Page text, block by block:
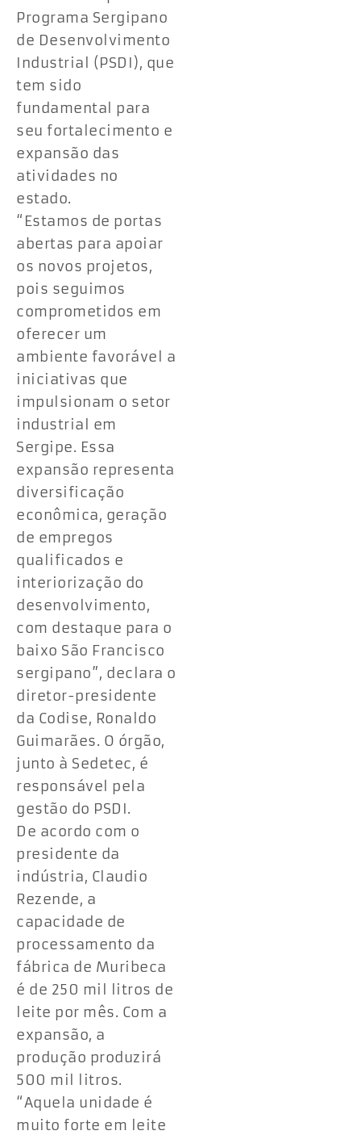
Programa Sergipano
de Desenvolvimento
Industrial (PSDI), que
tem sido
fundamental para
seu fortalecimento e
expansão das
atividades no
estado.
“Estamos de portas
abertas para apoiar
os novos projetos,
pois seguimos
comprometidos em
oferecer um
ambiente favorável a
iniciativas que
impulsionam o setor
industrial em
Sergipe. Essa
expansão representa
diversificação
econômica, geração
de empregos
qualificados e
interiorização do
desenvolvimento,
com destaque para o
baixo São Francisco
sergipano”, declara o
diretor-presidente
da Codise, Ronaldo
Guimarães. O órgão,
junto à Sedetec, é
responsável pela
gestão do PSDI.
De acordo com o
presidente da
indústria, Claudio
Rezende, a
capacidade de
processamento da
fábrica de Muribeca
é de 250 mil litros de
leite por mês. Com a
expansão, a
produção produzirá
500 mil litros.
“Aquela unidade é
muito forte em leite